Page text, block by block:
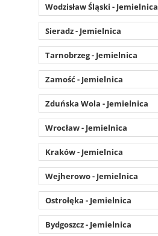
Wodzisław Śląski - Jemielnica
Sieradz - Jemielnica
Tarnobrzeg - Jemielnica
Zamość - Jemielnica
Zduńska Wola - Jemielnica
Wrocław - Jemielnica
Kraków - Jemielnica
Wejherowo - Jemielnica
Ostrołęka - Jemielnica
Bydgoszcz - Jemielnica